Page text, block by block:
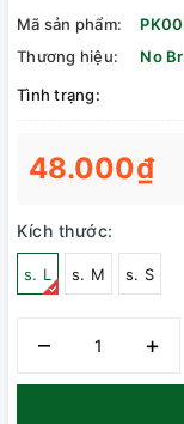
Mã sản phẩm:
Thương hiệu:
No
Tình trạng:
48.000₫
Kích thước:
s. L s. M s. S
– +